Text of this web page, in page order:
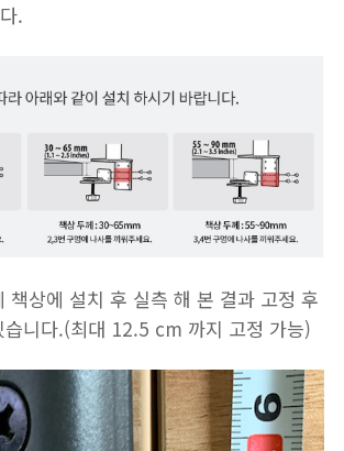
.
책상에 설치 후 실측 해 본 결과 고정 후
습니다.(최대 12.5 cm 까지 고정 가능)